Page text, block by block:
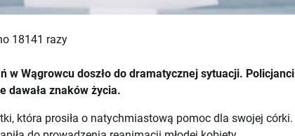
18141 razy
w Wągrowcu doszło do dramatycznej sytuacji. Policjanci
dawała znaków życia.
która prosiła o natychmiastową pomoc dla swojej córki.